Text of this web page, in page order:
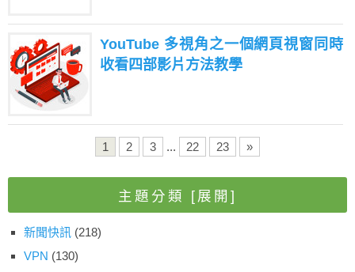
YouTube 多視角之一個網頁視窗同時
收看四部影片方法教學
1 2 3 ... 22 23 »
主題分類 [展開]
新聞快訊 (218)
VPN (130)